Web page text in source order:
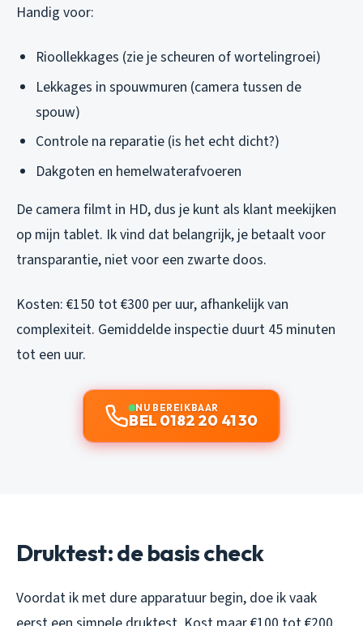
Handig voor:
Rioollekkages (zie je scheuren of wortelingroei)
Lekkages in spouwmuren (camera tussen de
spouw)
Controle na reparatie (is het echt dicht?)
Dakgoten en hemelwaterafvoeren
De camera filmt in HD, dus je kunt als klant meekijken
op mijn tablet. Ik vind dat belangrijk, je betaalt voor
transparantie, niet voor een zwarte doos.
Kosten: €150 tot €300 per uur, afhankelijk van
complexiteit. Gemiddelde inspectie duurt 45 minuten
tot een uur.
NU BEREIKBAAR
BEL 0182 20 41 30
Druktest: de basis check
Voordat ik met dure apparatuur begin, doe ik vaak